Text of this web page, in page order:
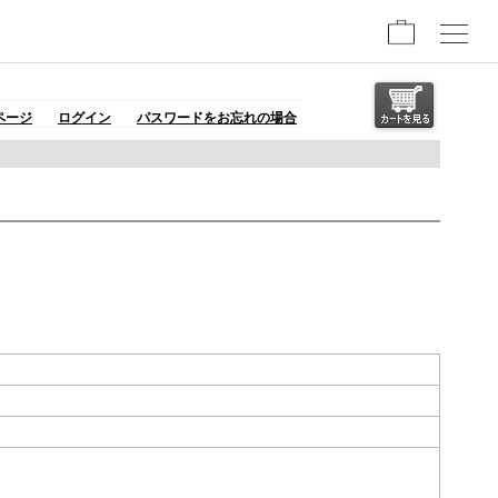
ージ ログイン パスワードをお忘れの場合